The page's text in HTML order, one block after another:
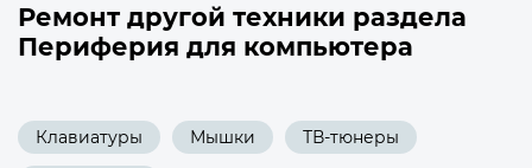
Ремонт другой техники раздела
Периферия для компьютера
Клавиатуры Мышки ТВ-тюнеры